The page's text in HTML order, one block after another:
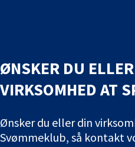
ØNSKER DU
VIRKSOMHED AT
Ønsker du eller din
Svømmeklub, så kontakt